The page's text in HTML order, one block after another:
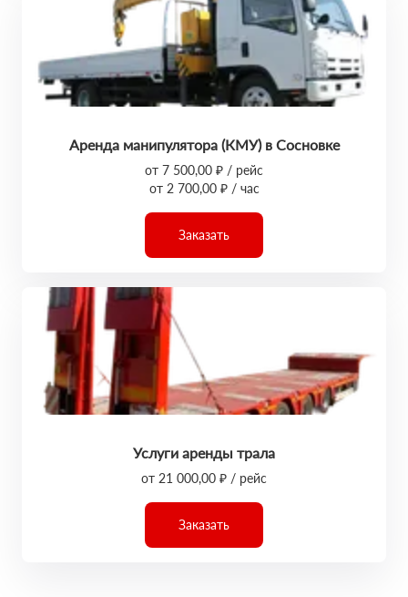
Аренда манипулятора (КМУ) в Сосновке
от 7 500,00 ₽ / рейс
от 2 700,00 ₽ / час
Заказать
Услуги аренды трала
от 21 000,00 ₽ / рейс
Заказать